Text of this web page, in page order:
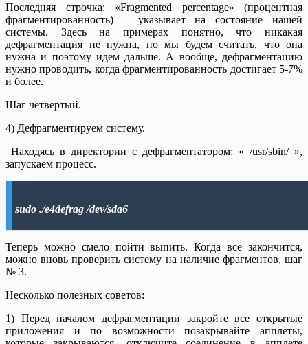
Последняя строчка: «Fragmented percentage» (процентная
фрагментированность) – указывает на состояние нашей
системы. Здесь на примерах понятно, что никакая
дефрагментация не нужна, но мы будем считать, что она
нужна и поэтому идем дальше. А вообще, дефрагментацию
нужно проводить, когда фрагментированность достигает 5-7%
и более.
Шаг четвертый.
4) Дефрагментируем систему.
Находясь в директории с дефрагментатором: « /usr/sbin/ »,
запускаем процесс.
sudo ./e4defrag /dev/sda6
Теперь можно смело пойти выпить. Когда все закончится,
можно вновь проверить систему на наличие фрагментов, шаг
№ 3.
Несколько полезных советов:
1) Перед началом дефрагментации закройте все открытые
приложения и по возможности позакрывайте апплеты,